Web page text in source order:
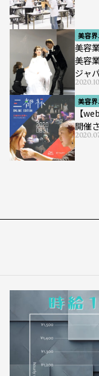
美容
美容
美容
ジャ
美容
【
開催